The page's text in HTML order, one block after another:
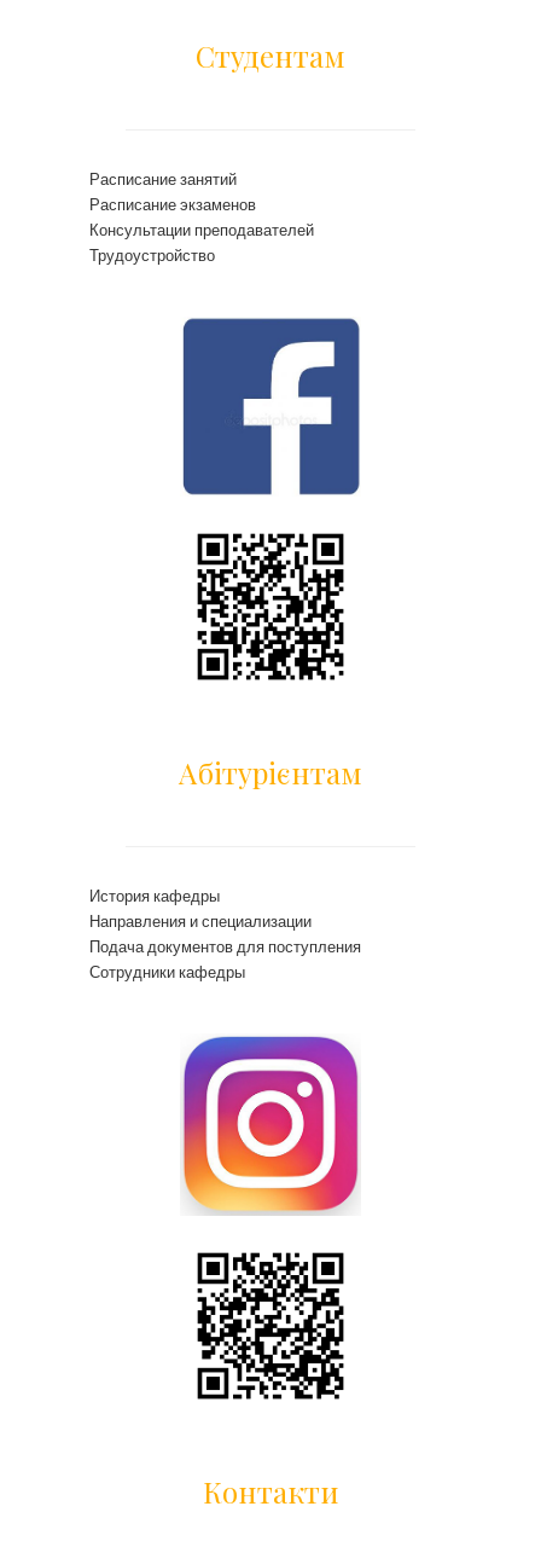
Студентам
Расписание занятий
Расписание экзаменов
Консультации преподавателей
Трудоустройство
Абітурієнтам
История кафедры
Направления и специализации
Подача документов для поступления
Сотрудники кафедры
Контакти